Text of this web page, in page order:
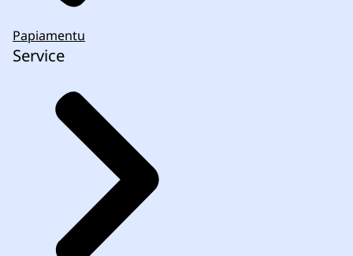
Papiamentu
Service